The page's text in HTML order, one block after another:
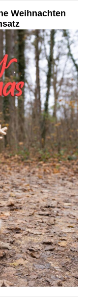
Weihnachten